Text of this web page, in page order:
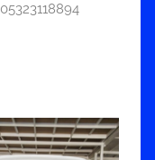
05323118894